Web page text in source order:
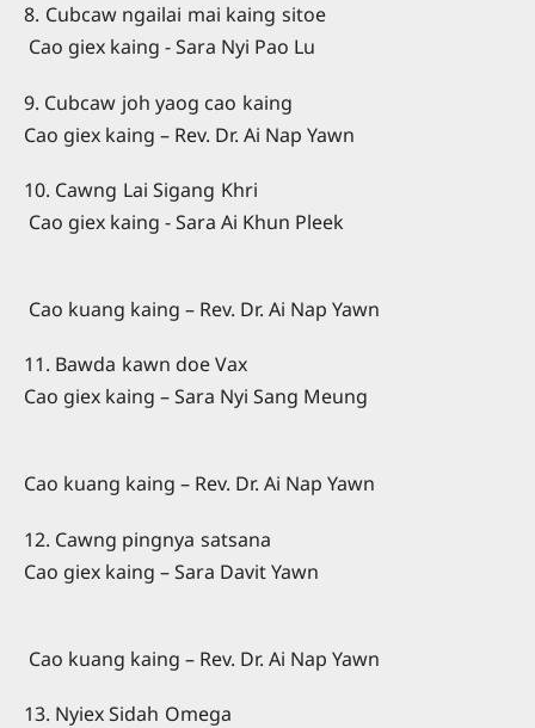
8. Cubcaw ngailai mai kaing sitoe
Cao giex kaing - Sara Nyi Pao Lu
9. Cubcaw joh yaog cao kaing
Cao giex kaing – Rev. Dr. Ai Nap Yawn
10. Cawng Lai Sigang Khri
Cao giex kaing - Sara Ai Khun Pleek
Cao kuang kaing – Rev. Dr. Ai Nap Yawn
11. Bawda kawn doe Vax
Cao giex kaing – Sara Nyi Sang Meung
Cao kuang kaing – Rev. Dr. Ai Nap Yawn
12. Cawng pingnya satsana
Cao giex kaing – Sara Davit Yawn
Cao kuang kaing – Rev. Dr. Ai Nap Yawn
13. Nyiex Sidah Omega